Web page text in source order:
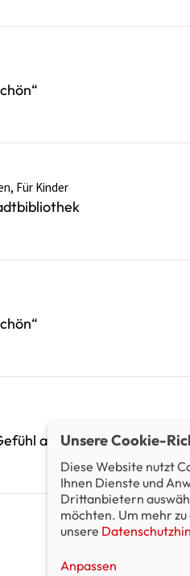
Für Kinder
anhält“
Unsere Cookie-
Diese Website nutzt
Ihnen Dienste und
Drittanbietern
möchten. Um mehr
unsere
Anpassen